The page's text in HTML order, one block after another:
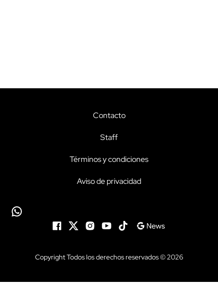
Contacto
Staff
Términos y condiciones
Aviso de privacidad
Copyright Todos los derechos reservados © 2026